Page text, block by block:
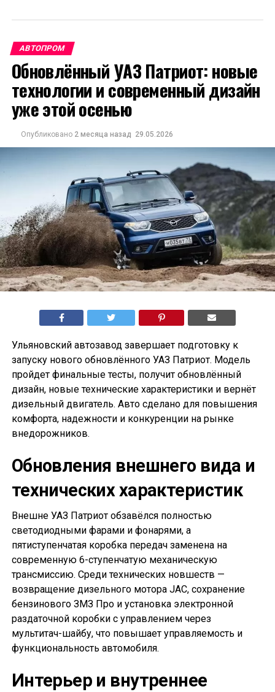
АВТОПРОМ
Обновлённый УАЗ Патриот: новые
технологии и современный дизайн
уже этой осенью
Опубликовано 2 месяца назад 29.05.2026
Ульяновский автозавод завершает подготовку к
запуску нового обновлённого УАЗ Патриот. Модель
пройдет финальные тесты, получит обновлённый
дизайн, новые технические характеристики и вернёт
дизельный двигатель. Авто сделано для повышения
комфорта, надежности и конкуренции на рынке
внедорожников.
Обновления внешнего вида и
технических характеристик
Внешне УАЗ Патриот обзавёлся полностью
светодиодными фарами и фонарями, а
пятиступенчатая коробка передач заменена на
современную 6-ступенчатую механическую
трансмиссию. Среди технических новшеств —
возвращение дизельного мотора JAC, сохранение
бензинового ЗМЗ Про и установка электронной
раздаточной коробки с управлением через
мультитач-шайбу, что повышает управляемость и
функциональность автомобиля.
Интерьер и внутреннее